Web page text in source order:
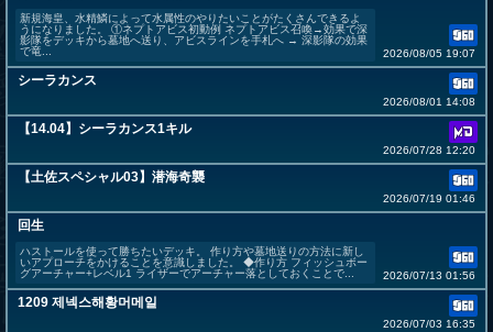
新規海皇、水精鱗によって水属性のやりたいことがたくさんできるよ
うになりました。 ①ネプトアビス初動例 ネプトアビス召喚→効果で深
影隊をデッキから墓地へ送り、アビスラインを手札へ → 深影隊の効果
で竜...
2026/08/05 19:07
シーラカンス
2026/08/01 14:08
【14.04】シーラカンス1キル
2026/07/28 12:20
【土佐スペシャル03】潜海奇襲
2026/07/19 01:46
回生
ハストールを使って勝ちたいデッキ。 作り方や墓地送りの方法に新し
いアプローチをかけることを意識しました。 ◆作り方 フィッシュボー
グアーチャー+レベル1 ライザーでアーチャー落としておくことで...
2026/07/13 01:56
1209 제넥스해황머메일
2026/07/03 16:35